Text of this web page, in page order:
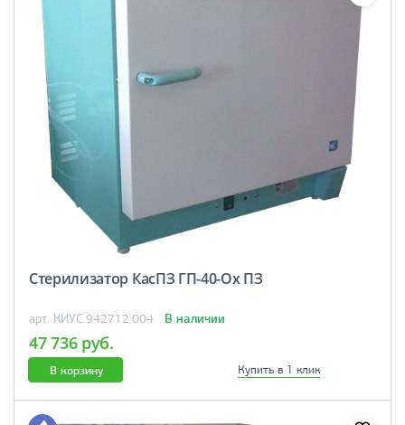
Стерилизатор КасПЗ ГП-40-Ох ПЗ
арт. КИУС.942712.004 В наличии
47 736 руб.
В корзину Купить в 1 клик